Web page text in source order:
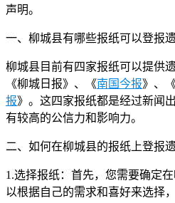
声明。
一、柳城县有哪些报纸可以登报遗
柳城县目前有四家报纸可以提供
《柳城日报》、《南国今报》、
报》。这四家报纸都是经过新闻
有较高的公信力和影响力。
二、如何在柳城县的报纸上登报遗
1.选择报纸：首先，您需要确定
以根据自己的需求和喜好来选择